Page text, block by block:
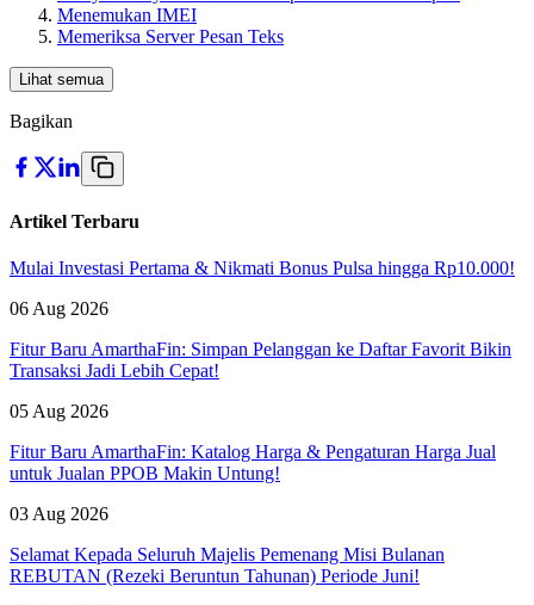
Menemukan IMEI
Memeriksa Server Pesan Teks
Lihat semua
Bagikan
Artikel Terbaru
Mulai Investasi Pertama & Nikmati Bonus Pulsa hingga Rp10.000!
06 Aug 2026
Fitur Baru AmarthaFin: Simpan Pelanggan ke Daftar Favorit Bikin
Transaksi Jadi Lebih Cepat!
05 Aug 2026
Fitur Baru AmarthaFin: Katalog Harga & Pengaturan Harga Jual
untuk Jualan PPOB Makin Untung!
03 Aug 2026
Selamat Kepada Seluruh Majelis Pemenang Misi Bulanan
REBUTAN (Rezeki Beruntun Tahunan) Periode Juni!